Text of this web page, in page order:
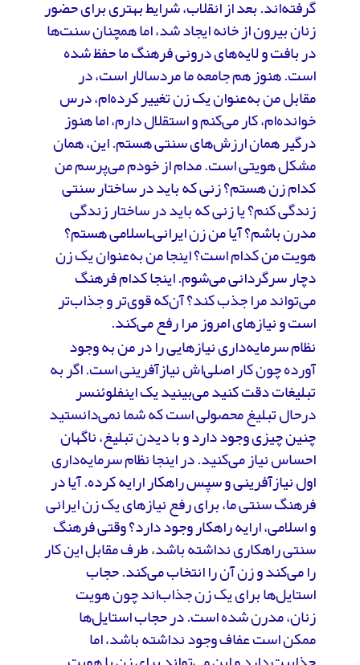
گرفته‌اند. بعد از انقلاب، شرایط بهتری برای حضور
زنان بیرون از خانه ایجاد شد، اما همچنان سنت‌ها
در بافت و لایه‌های درونی فرهنگ ما حفظ شده
است. هنوز هم جامعه ما مردسالار است، در
مقابل من به‌عنوان یک زن تغییر کرده‌ام، درس
خوانده‌ام، کار می‌کنم و استقلال‌ دارم، اما هنوز
درگیر همان ارزش‌های سنتی هستم. این، همان
مشکل هویتی است. مدام از خودم می‌پرسم من
کدام زن هستم؟ زنی که باید در ساختار سنتی
زندگی کنم؟ یا زنی که باید در ساختار زندگی
مدرن باشم؟ آیا من زن ایرانی‌ـ‌اسلامی هستم؟
هویت من کدام است؟ اینجا من به‌عنوان یک زن
دچار سرگردانی می‌شوم. اینجا کدام فرهنگ
می‌تواند مرا جذب کند؟ آن‌که قوی‌تر و جذاب‌تر
است و نیازهای امروز مرا رفع می‌کند.
نظام سرمایه‌داری نیازهایی را در من به وجود
آورده چون کار اصلی‌اش نیازآفرینی است. اگر به
تبلیغات دقت کنید می‌بینید یک اینفلوئنسر
درحال تبلیغ محصولی است که شما نمی‌دانستید
چنین چیزی وجود دارد و با دیدن تبلیغ، ناگهان
احساس نیاز می‌کنید. در اینجا نظام سرمایه‌داری
اول نیازآفرینی و سپس راهکار ارایه کرده. آیا در
فرهنگ سنتی ما، برای رفع نیازهای یک زن ایرانی
و اسلامی، ارایه راهکار وجود دارد؟ وقتی فرهنگ
سنتی راهکاری نداشته باشد، طرف مقابل این کار
را می‌کند و زن آن را انتخاب می‌کند. حجاب
استایل‌ها برای یک زن جذاب‌اند چون هویت
زنان، مدرن شده است. در حجاب استایل‌ها
ممکن است عفاف وجود نداشته باشد، اما